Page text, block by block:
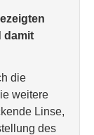
damit
die
weitere
Linse,
des